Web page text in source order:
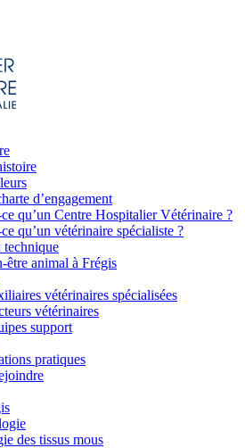
d’engagement
ce qu’un Centre Hospitalier Vétérinaire ?
qu’un vétérinaire spécialiste ?
technique
être animal à Frégis
vétérinaires spécialisées
vétérinaires
support
pratiques
des tissus mous